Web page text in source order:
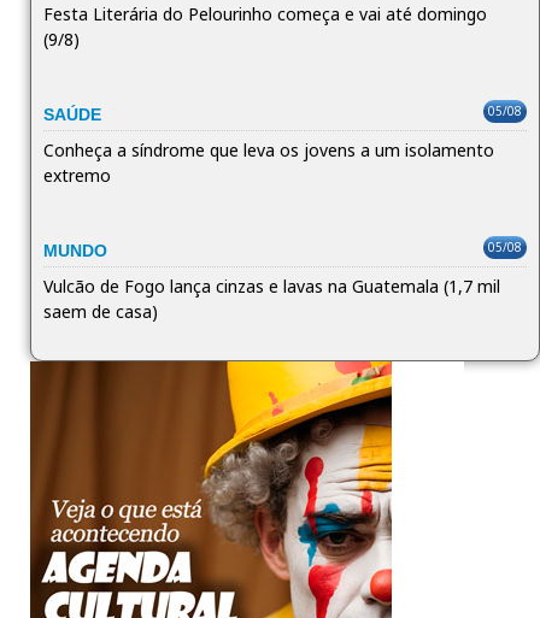
Festa Literária do Pelourinho começa e vai até domingo
(9/8)
SAÚDE 05/08
Conheça a síndrome que leva os jovens a um isolamento
extremo
MUNDO 05/08
Vulcão de Fogo lança cinzas e lavas na Guatemala (1,7 mil
saem de casa)